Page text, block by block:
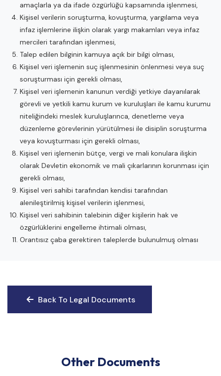
amaçlarla ya da ifade özgürlüğü kapsamında işlenmesi,
Kişisel verilerin soruşturma, kovuşturma, yargılama veya
infaz işlemlerine ilişkin olarak yargı makamları veya infaz
mercileri tarafından işlenmesi,
Talep edilen bilginin kamuya açık bir bilgi olması,
Kişisel veri işlemenin suç işlenmesinin önlenmesi veya suç
soruşturması için gerekli olması,
Kişisel veri işlemenin kanunun verdiği yetkiye dayanılarak
görevli ve yetkili kamu kurum ve kuruluşları ile kamu kurumu
niteliğindeki meslek kuruluşlarınca, denetleme veya
düzenleme görevlerinin yürütülmesi ile disiplin soruşturma
veya kovuşturması için gerekli olması,
Kişisel veri işlemenin bütçe, vergi ve mali konulara ilişkin
olarak Devletin ekonomik ve mali çıkarlarının korunması için
gerekli olması,
Kişisel veri sahibi tarafından kendisi tarafından
alenileştirilmiş kişisel verilerin işlenmesi,
Kişisel veri sahibinin talebinin diğer kişilerin hak ve
özgürlüklerini engelleme ihtimali olması,
Orantısız çaba gerektiren taleplerde bulunulmuş olması
Back To Legal Documents
Back To Legal Documents
Other Documents